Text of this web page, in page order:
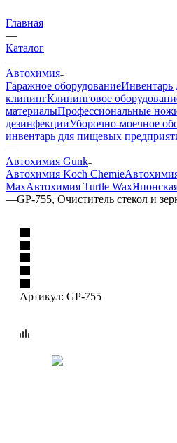
Главная
—
Каталог
—
Автохимия
Гаражное оборудованиеИнвентарь
клинингКлининговое
материалыПрофессиональные
дезинфекцииУборочно-моечное
инвентарь для пищевых
—
Автохимия Gunk
Автохимия Koch Chemie
MaxАвтохимия Turtle Wax
—GP-755, Очиститель стекол и
Артикул: GP-755